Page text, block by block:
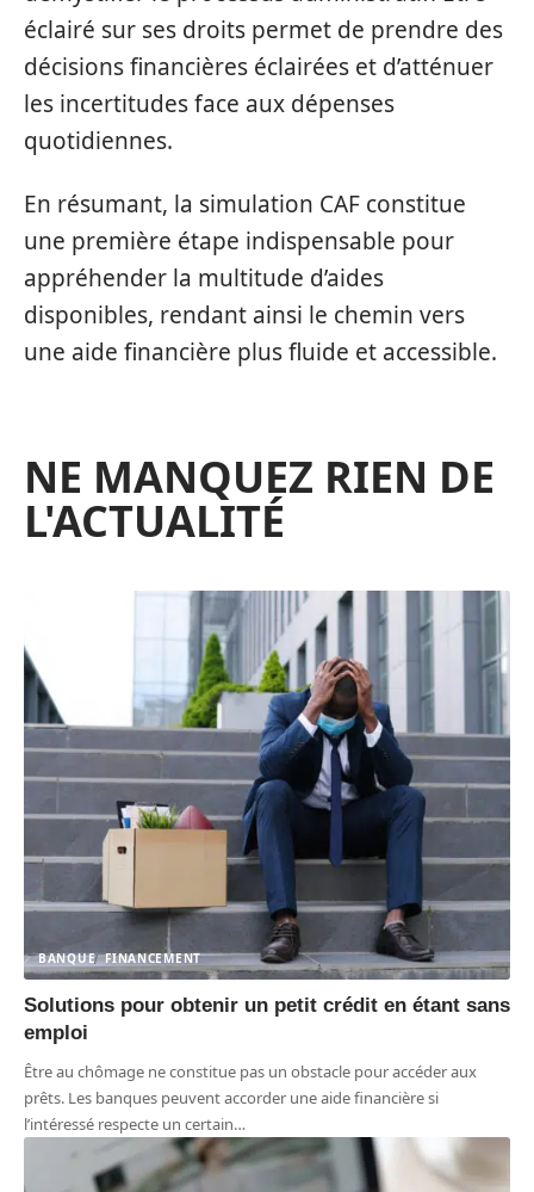
éclairé sur ses droits permet de prendre des
décisions financières éclairées et d’atténuer
les incertitudes face aux dépenses
quotidiennes.
En résumant, la simulation CAF constitue
une première étape indispensable pour
appréhender la multitude d’aides
disponibles, rendant ainsi le chemin vers
une aide financière plus fluide et accessible.
NE MANQUEZ RIEN DE
L'ACTUALITÉ
BANQUE FINANCEMENT
Solutions pour obtenir un petit crédit en étant sans
emploi
Être au chômage ne constitue pas un obstacle pour accéder aux
prêts. Les banques peuvent accorder une aide financière si
l’intéressé respecte un certain…